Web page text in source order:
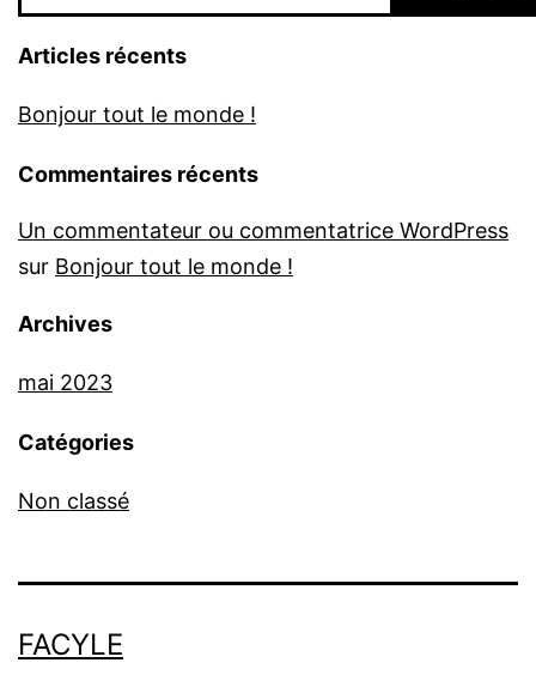
Articles récents
Bonjour tout le monde !
Commentaires récents
Un commentateur ou commentatrice WordPress
sur Bonjour tout le monde !
Archives
mai 2023
Catégories
Non classé
FACYLE